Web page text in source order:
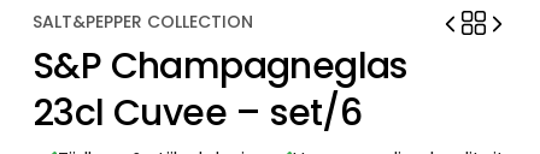
SALT&PEPPER COLLECTION
S&P Champagneglas
23cl Cuvee – set/6